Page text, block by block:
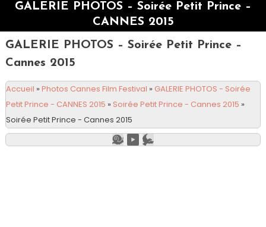
GALERIE PHOTOS – Soirée Petit Prince –
CANNES 2015
GALERIE PHOTOS – Soirée Petit Prince –
Cannes 2015
Accueil »Photos Cannes Film Festival » GALERIE PHOTOS - Soirée
Petit Prince - CANNES 2015 » Soirée Petit Prince - Cannes 2015 »
Soirée Petit Prince - Cannes 2015